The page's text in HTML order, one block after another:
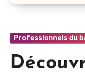
Professionnels du